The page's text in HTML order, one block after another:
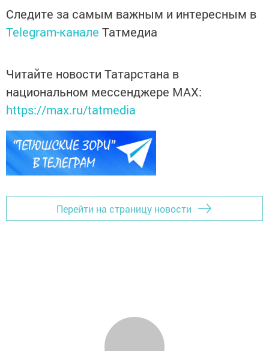
Следите за самым важным и интересным в
Telegram-канале Татмедиа
Читайте новости Татарстана в
национальном мессенджере MАХ:
https://max.ru/tatmedia
Перейти на страницу новости